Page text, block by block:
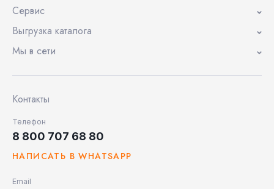
Сервис
Выгрузка каталога
Мы в сети
Контакты
Телефон
8 800 707 68 80
НАПИСАТЬ В WHATSAPP
Email